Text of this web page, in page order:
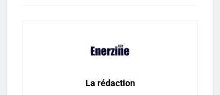
La rédaction